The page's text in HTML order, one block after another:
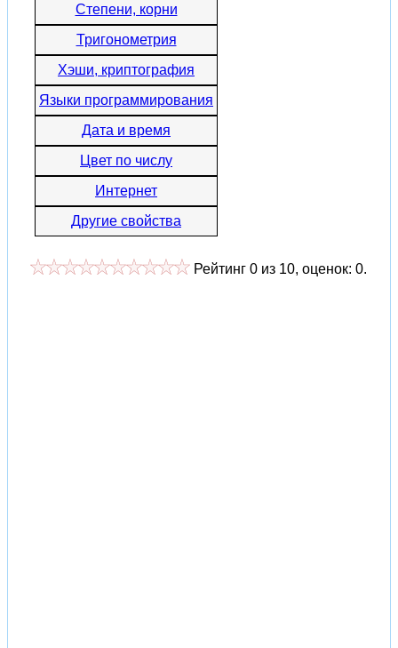
Степени, корни
Тригонометрия
Хэши, криптография
Языки программирования
Дата и время
Цвет по числу
Интернет
Другие свойства
Рейтинг 0 из 10, оценок: 0.